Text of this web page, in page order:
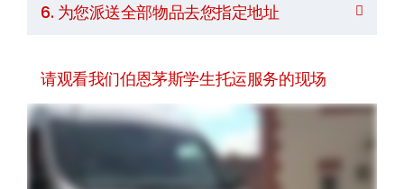
6. 为您派送全部物品去您指定地址
请观看我们伯恩茅斯学生托运服务的现场